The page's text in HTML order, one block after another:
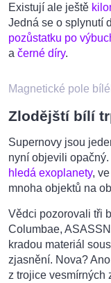
Existují ale ještě
Jedná se o splynutí
pozůstatku po
a černé díry.
Magnetické pole
Zlodějští bílí
Supernovy jsou
nyní objevili
hledá exoplanety,
mnoha objektů na
Vědci pozorovali tři
Columbae,
kradou materiál
zjasnění. Nova?
z trojice vesmírných